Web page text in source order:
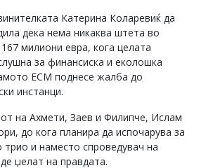
Катерина Коларевиќ да
дека нема никаква штета во
милиони евра, кога целата
за финансиска и еколошка
ЕСМ поднесе жалба до
инстанци.
на Ахмети, Заев и Филипче, Ислам
до кога планира да испочарува за
и наместо спроведувач на
џелат на правдата.